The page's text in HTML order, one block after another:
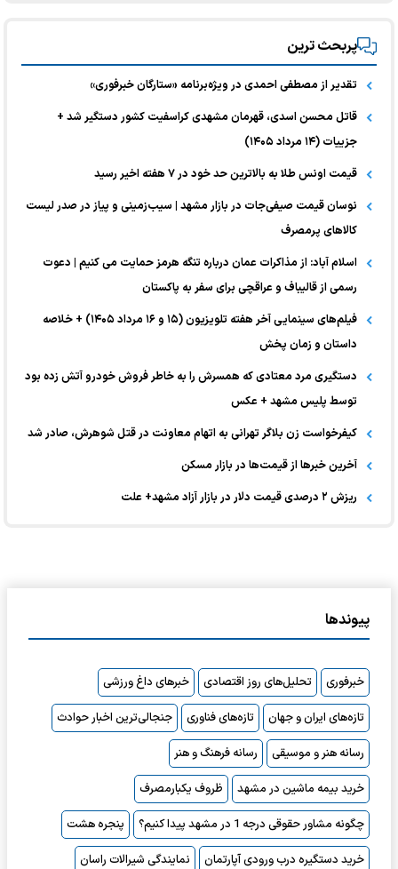
پربحث ترین
تقدیر از مصطفی احمدی در ویژه‌برنامه «ستارگان خبرفوری»
قاتل محسن اسدی، قهرمان مشهدی کراسفیت کشور دستگیر شد +
جزییات (۱۴ مرداد ۱۴۰۵)
قیمت اونس طلا به بالاترین حد خود در ۷ هفته اخیر رسید
نوسان قیمت صیفی‌جات در بازار مشهد | سیب‌زمینی و پیاز در صدر لیست
کالا‌های پرمصرف
اسلام آباد: از مذاکرات عمان درباره تنگه هرمز حمایت می کنیم | دعوت
رسمی از قالیباف و عراقچی برای سفر به پاکستان
فیلم‌های سینمایی آخر هفته تلویزیون (۱۵ و ۱۶ مرداد ۱۴۰۵) + خلاصه
داستان و زمان پخش
دستگیری مرد معتادی که همسرش را به خاطر فروش خودرو آتش زده بود
توسط پلیس مشهد + عکس
کیفرخواست زن بلاگر تهرانی به اتهام معاونت در قتل شوهرش، صادر شد
آخرین خبر‌ها از قیمت‌ها در بازار مسکن
ریزش ۲ درصدی قیمت دلار در بازار آزاد مشهد+ علت
پیوندها
خبرفوری تحلیل‌های روز اقتصادی
خبرهای داغ ورزشی
تازه‌های ایران و جهان
تازه‌های فناوری
جنجالی‌ترین اخبار حوادث
رسانه هنر و موسیقی
رسانه فرهنگ و هنر
خرید بیمه ماشین در مشهد
ظروف یکبارمصرف
چگونه مشاور حقوقی درجه 1 در مشهد پیدا کنیم؟
پنجره هشت
خرید دستگیره درب ورودی آپارتمان
نمایندگی شیرالات راسان